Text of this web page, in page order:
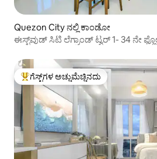
Quezon City ನಲ್ಲಿ ಕಾಂಡೋ
ಈಸ್ಟ್‌ವುಡ್ ಸಿಟಿ ಲೆಗ್ರಾಂಡ್ ಟ್ವರ್ 1- 34 ನೇ
ಗೆಸ್ಟ್‌ಗಳಿಗೆ ಅತಿ ಹೆಚ್ಚು ಅಚ್ಚುಮೆಚ್ಚಿನದು
ಗೆಸ್ಟ್‌ಗಳ ಅಚ್ಚುಮೆಚ್ಚಿನದು